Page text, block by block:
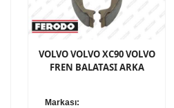
VOLVO VOLVO XC90 VOLVO
FREN BALATASI ARKA
Markası: